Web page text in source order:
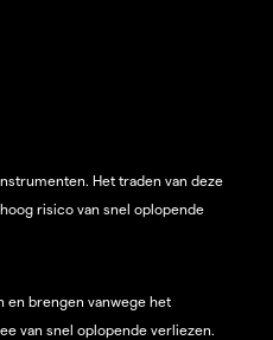
Het traden van deze
risico van snel oplopende
en brengen vanwege het
van snel oplopende verliezen.